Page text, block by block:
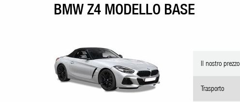
BMW Z4 MODELLO BASE
Il nostro prezzo
Trasporto